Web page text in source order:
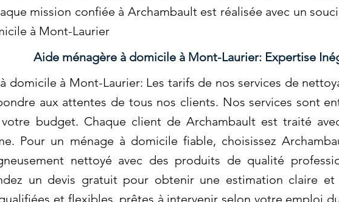
mission confiée à Archambault est réalisée avec un
à Mont-Laurier
Aide ménagère à domicile à Mont-Laurier: Expertise
domicile à Mont-Laurier: Les tarifs de nos services de
aux attentes de tous nos clients. Nos services sont
budget. Chaque client de Archambault est traité
Pour un ménage à domicile fiable, choisissez
nettoyé avec des produits de qualité
un devis gratuit pour obtenir une estimation claire
et flexibles, prêtes à intervenir selon votre emploi